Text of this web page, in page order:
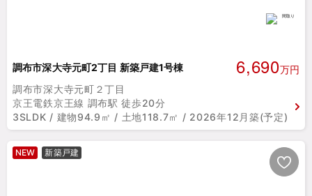
調布市深大寺元町2丁目 新築戸建1号棟 6,690万円
調布市深大寺元町２丁目
京王電鉄京王線 調布駅 徒歩20分
3SLDK / 建物94.9㎡ / 土地118.7㎡ / 2026年12月築(予定)
NEW 新築戸建